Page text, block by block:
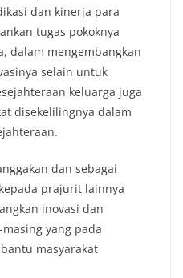
dan kinerja para
tugas pokoknya
dalam mengembangkan
selain untuk
keluarga juga
disekelilingnya dalam
dan sebagai
prajurit lainnya
inovasi dan
yang pada
masyarakat